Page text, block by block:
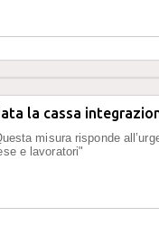
la cassa
misura risponde
e lavoratori"